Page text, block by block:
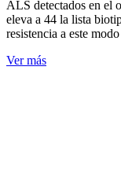
ALS detectados en el
eleva a 44 la lista
resistencia a este
Ver más